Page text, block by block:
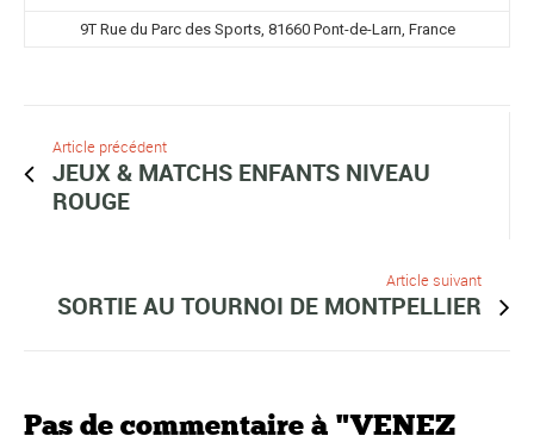
9T Rue du Parc des Sports, 81660 Pont-de-Larn, France
Article précédent
JEUX & MATCHS ENFANTS NIVEAU
ROUGE
Article suivant
SORTIE AU TOURNOI DE MONTPELLIER
Pas de commentaire à "VENEZ